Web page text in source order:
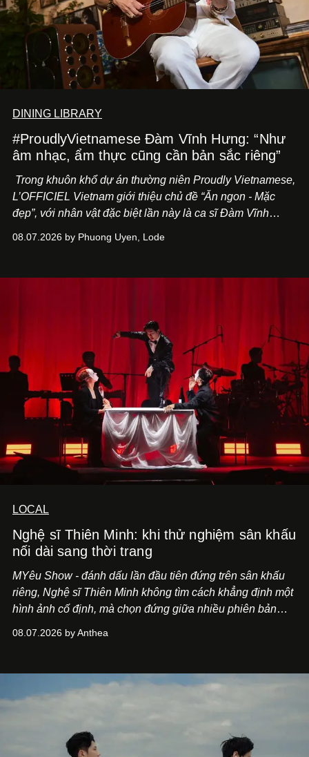
DINING LIBRARY
#ProudlyVietnamese Đàm Vĩnh Hưng: “Như
âm nhạc, ẩm thực cũng cần bản sắc riêng”
Trong khuôn khổ dự án thường niên Proudly Vietnamese,
L’OFFICIEL Vietnam giới thiệu chủ đề “Ăn ngon - Mặc
đẹp”, với nhân vật đặc biệt lần này là ca sĩ Đàm Vĩnh
Cà Phê Cà Pháo mang dấu ấn Indochine hoài niệm, thu
08.07.2026 by Phuong Uyen, Lode
LOCAL
Nghệ sĩ Thiên Minh: khi thử nghiệm sân khấu
nối dài sang thời trang
MYêu Show - đánh dấu lần đầu tiên đứng trên sân khấu
riêng, Nghệ sĩ Thiên Minh không tìm cách khẳng định một
hình ảnh cố định, mà chọn đứng giữa nhiều phiên bản
một bộ suit lụa - như một cách "take the risk" khác, ngoài
08.07.2026 by Anthea